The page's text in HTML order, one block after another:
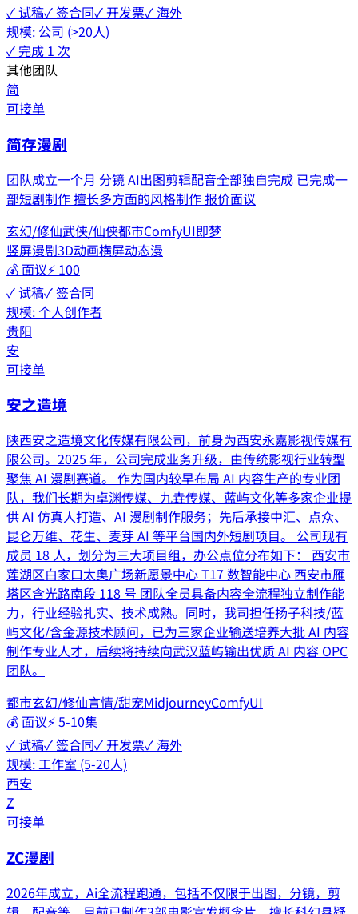
✓ 试稿✓ 签合同✓ 开发票✓ 海外
规模: 公司 (>20人)
✓ 完成 1 次
其他团队
简
可接单
简存漫剧
团队成立一个月 分镜 AI出图剪辑配音全部独自完成 已完成一
部短剧制作 擅长多方面的风格制作 报价面议
玄幻/修仙武侠/仙侠都市ComfyUI即梦
竖屏漫剧3D动画横屏动态漫
💰 面议⚡ 100
✓ 试稿✓ 签合同
规模:个人创作者
贵阳
安
可接单
安之造境
陕西安之造境文化传媒有限公司，前身为西安永嘉影视传媒有
限公司。2025 年，公司完成业务升级，由传统影视行业转型
聚焦 AI 漫剧赛道。 作为国内较早布局 AI 内容生产的专业团
队，我们长期为卓渊传媒、九垚传媒、蓝屿文化等多家企业提
供 AI 仿真人打造、AI 漫剧制作服务；先后承接中汇、点众、
昆仑万维、花生、麦芽 AI 等平台国内外短剧项目。 公司现有
成员 18 人，划分为三大项目组，办公点位分布如下： 西安市
莲湖区白家口太奥广场新愿景中心 T17 数智能中心 西安市雁
塔区含光路南段 118 号 团队全员具备内容全流程独立制作能
力，行业经验扎实、技术成熟。同时，我司担任扬子科技/蓝
屿文化/含金源技术顾问，已为三家企业输送培养大批 AI 内容
制作专业人才，后续将持续向武汉蓝屿输出优质 AI 内容 OPC
团队。
都市玄幻/修仙言情/甜宠MidjourneyComfyUI
💰 面议⚡5-10集
✓ 试稿✓ 签合同✓ 开发票✓ 海外
规模:工作室 (5-20人)
西安
Z
可接单
ZC漫剧
2026年成立，Ai全流程跑通，包括不仅限于出图，分镜，剪